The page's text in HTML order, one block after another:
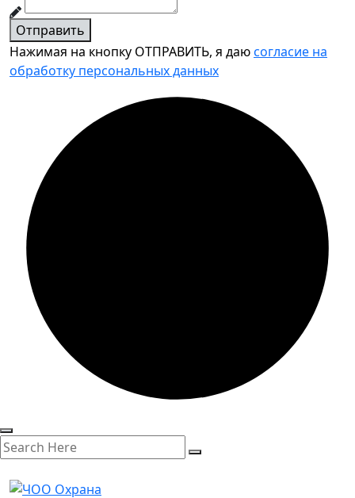
Отправить
Нажимая на кнопку ОТПРАВИТЬ, я даюсогласие на
обработку персональных данных